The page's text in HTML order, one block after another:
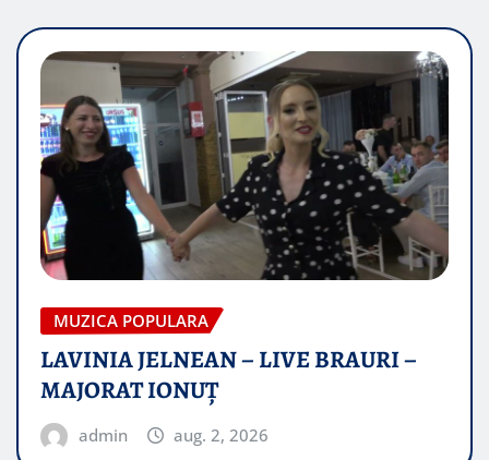
MUZICA POPULARA
LAVINIA JELNEAN – LIVE BRAURI –
MAJORAT IONUŢ
admin aug. 2, 2026